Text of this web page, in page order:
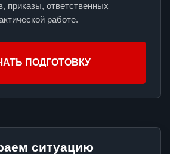
приказы, ответственных
работе.
ПОДГОТОВКУ
ситуацию